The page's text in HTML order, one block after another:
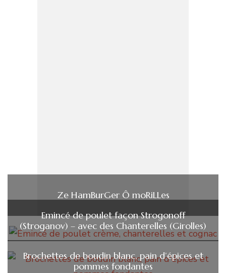
Ze HamBurGer Ô moRiLLes
Emincé de poulet façon Strogonoff
(Stroganov) – avec des Chanterelles (Girolles)
Brochettes de boudin blanc, pain d’épices et
pommes fondantes